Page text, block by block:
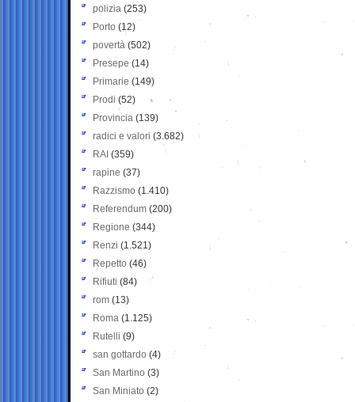
polizia (253)
Porto (12)
povertà (502)
Presepe (14)
Primarie (149)
Prodi (52)
Provincia (139)
radici e valori (3.682)
RAI (359)
rapine (37)
Razzismo (1.410)
Referendum (200)
Regione (344)
Renzi (1.521)
Repetto (46)
Rifiuti (84)
rom (13)
Roma (1.125)
Rutelli (9)
san gottardo (4)
San Martino (3)
San Miniato (2)